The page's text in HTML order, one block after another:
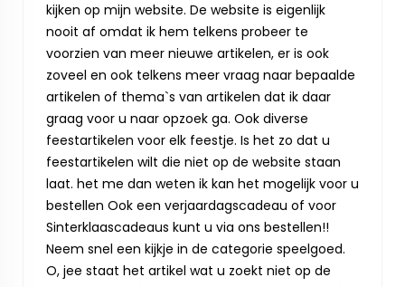
kijken op mijn website. De website is eigenlijk
nooit af omdat ik hem telkens probeer te
voorzien van meer nieuwe artikelen, er is ook
zoveel en ook telkens meer vraag naar bepaalde
artikelen of thema`s van artikelen dat ik daar
graag voor u naar opzoek ga. Ook diverse
feestartikelen voor elk feestje. Is het zo dat u
feestartikelen wilt die niet op de website staan
laat. het me dan weten ik kan het mogelijk voor u
bestellen Ook een verjaardagscadeau of voor
Sinterklaascadeaus kunt u via ons bestellen!!
Neem snel een kijkje in de categorie speelgoed.
O, jee staat het artikel wat u zoekt niet op de